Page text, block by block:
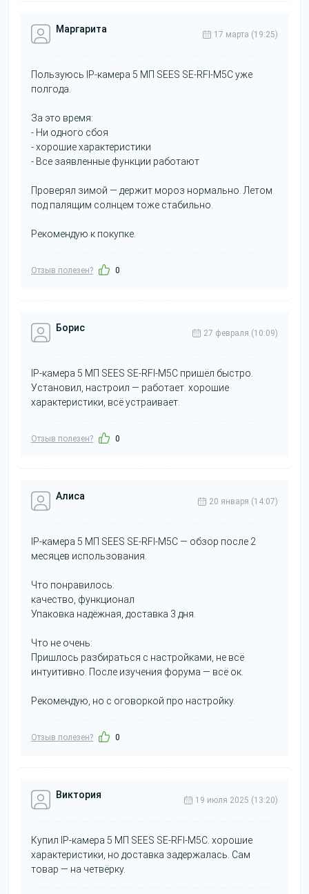
Маргарита 17 марта (19:25)
Пользуюсь IP-камера 5 МП SEES SE-RFI-M5C уже
полгода.
За это время:
- Ни одного сбоя
- хорошие характеристики
- Все заявленные функции работают
Проверял зимой — держит мороз нормально. Летом
под палящим солнцем тоже стабильно.
Рекомендую к покупке.
Отзыв полезен? 0
Борис 27 февраля (10:09)
IP-камера 5 МП SEES SE-RFI-M5C пришёл быстро.
Установил, настроил — работает. хорошие
характеристики, всё устраивает.
Отзыв полезен? 0
Алиса 20 января (14:07)
IP-камера 5 МП SEES SE-RFI-M5C — обзор после 2
месяцев использования.
Что понравилось:
качество, функционал
Упаковка надёжная, доставка 3 дня.
Что не очень:
Пришлось разбираться с настройками, не всё
интуитивно. После изучения форума — всё ок.
Рекомендую, но с оговоркой про настройку.
Отзыв полезен? 0
Виктория 19 июля 2025 (13:20)
Купил IP-камера 5 МП SEES SE-RFI-M5C. хорошие
характеристики, но доставка задержалась. Сам
товар — на четвёрку.